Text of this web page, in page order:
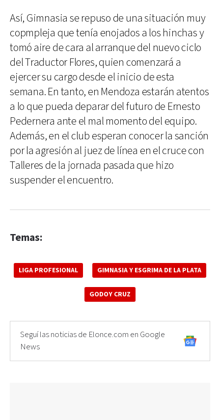
Así, Gimnasia se repuso de una situación muy
copmpleja que tenía enojados a los hinchas y
tomó aire de cara al arranque del nuevo ciclo
del Traductor Flores, quien comenzará a
ejercer su cargo desde el inicio de esta
semana. En tanto, en Mendoza estarán atentos
a lo que pueda deparar del futuro de Ernesto
Pedernera ante el mal momento del equipo.
Además, en el club esperan conocer la sanción
por la agresión al juez de línea en el cruce con
Talleres de la jornada pasada que hizo
suspender el encuentro.
Temas:
LIGA PROFESIONAL GIMNASIA Y ESGRIMA DE LA PLATA
GODOY CRUZ
Seguí las noticias de Elonce.com en Google
News